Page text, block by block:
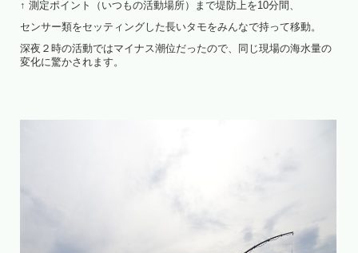
↑ 測定ポイント（いつもの活動場所）まで堤防上を10分間、
センサー類をセッティングした長いタモをみんなで持って移動。
深夜２時の活動ではマイナス潮位だったので、同じ現場の海水量の
変化に驚かされます。